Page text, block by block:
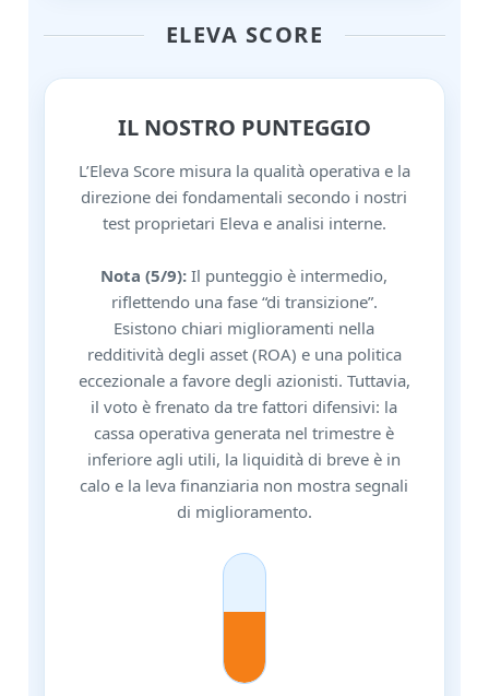
ELEVA SCORE
IL NOSTRO PUNTEGGIO
L’Eleva Score misura la qualità operativa e la
direzione dei fondamentali secondo i nostri
test proprietari Eleva e analisi interne.
Nota (5/9): Il punteggio è intermedio,
riflettendo una fase “di transizione”.
Esistono chiari miglioramenti nella
redditività degli asset (ROA) e una politica
eccezionale a favore degli azionisti. Tuttavia,
il voto è frenato da tre fattori difensivi: la
cassa operativa generata nel trimestre è
inferiore agli utili, la liquidità di breve è in
calo e la leva finanziaria non mostra segnali
di miglioramento.